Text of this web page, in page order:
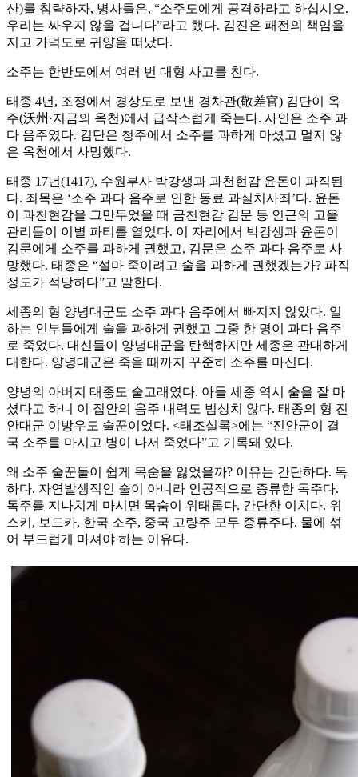
산)를 침략하자, 병사들은, “소주도에게 공격하라고 하십시오.
우리는 싸우지 않을 겁니다”라고 했다. 김진은 패전의 책임을
지고 가덕도로 귀양을 떠났다.
소주는 한반도에서 여러 번 대형 사고를 친다.
태종 4년, 조정에서 경상도로 보낸 경차관(敬差官) 김단이 옥
주(沃州·지금의 옥천)에서 급작스럽게 죽는다. 사인은 소주 과
다 음주였다. 김단은 청주에서 소주를 과하게 마셨고 멀지 않
은 옥천에서 사망했다.
태종 17년(1417), 수원부사 박강생과 과천현감 윤돈이 파직된
다. 죄목은 ‘소주 과다 음주로 인한 동료 과실치사죄’다. 윤돈
이 과천현감을 그만두었을 때 금천현감 김문 등 인근의 고을
관리들이 이별 파티를 열었다. 이 자리에서 박강생과 윤돈이
김문에게 소주를 과하게 권했고, 김문은 소주 과다 음주로 사
망했다. 태종은 “설마 죽이려고 술을 과하게 권했겠는가? 파직
정도가 적당하다”고 말한다.
세종의 형 양녕대군도 소주 과다 음주에서 빠지지 않았다. 일
하는 인부들에게 술을 과하게 권했고 그중 한 명이 과다 음주
로 죽었다. 대신들이 양녕대군을 탄핵하지만 세종은 관대하게
대한다. 양녕대군은 죽을 때까지 꾸준히 소주를 마신다.
양녕의 아버지 태종도 술고래였다. 아들 세종 역시 술을 잘 마
셨다고 하니 이 집안의 음주 내력도 범상치 않다. 태종의 형 진
안대군 이방우도 술꾼이었다. <태조실록>에는 “진안군이 결
국 소주를 마시고 병이 나서 죽었다”고 기록돼 있다.
왜 소주 술꾼들이 쉽게 목숨을 잃었을까? 이유는 간단하다. 독
하다. 자연발생적인 술이 아니라 인공적으로 증류한 독주다.
독주를 지나치게 마시면 목숨이 위태롭다. 간단한 이치다. 위
스키, 보드카, 한국 소주, 중국 고량주 모두 증류주다. 물에 섞
어 부드럽게 마셔야 하는 이유다.